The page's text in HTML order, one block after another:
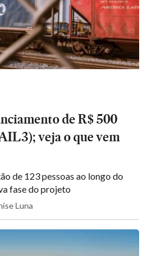
de R$ 500
veja o que vem
de 123 pessoas ao longo do
fase do projeto
Luna